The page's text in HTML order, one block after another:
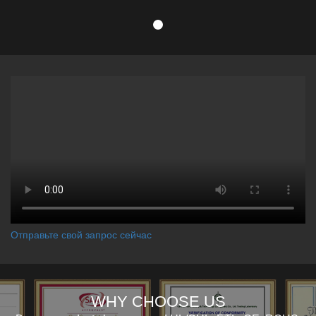
Отправьте свой запрос сейчас
WHY CHOOSE US